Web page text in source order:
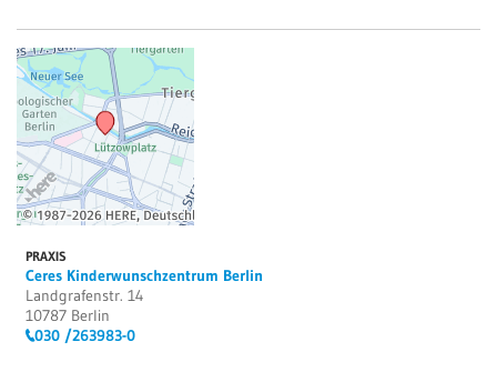
PRAXIS
Ceres Kinderwunschzentrum Berlin
Landgrafenstr. 14
10787 Berlin
030 /263983-0